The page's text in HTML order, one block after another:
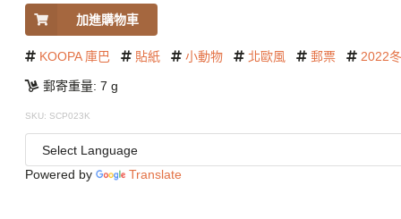
加進購物車
KOOPA 庫巴 貼紙 小動物 北歐風 郵票 2022
郵寄重量: 7 g
SKU: SCP023K
Powered by Translate